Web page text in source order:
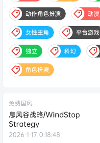
动作角色扮演 动漫
女性主角 平台游戏
独立 科幻
角色扮演
免费国风
息风谷战略/WindStop
Strategy
2026-1-17 0:18:48